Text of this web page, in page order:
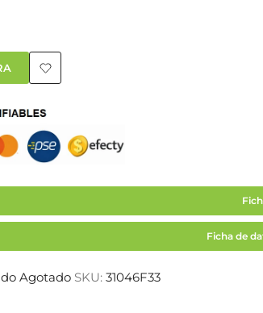
250 EC
Añadir a la lista de deseos
Ficha de
Agotado SKU: 31046F33